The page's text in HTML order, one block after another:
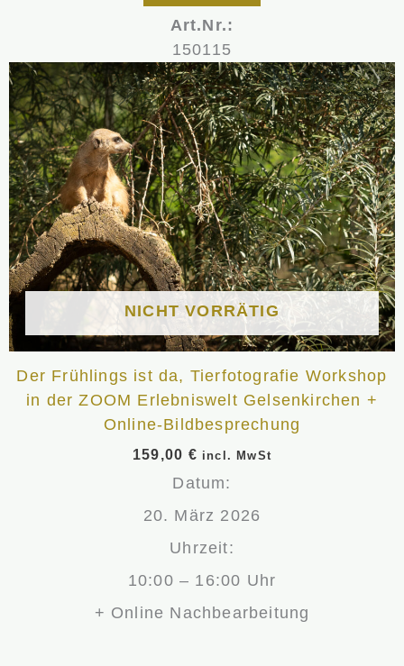
Art.Nr.:
150115
NICHT VORRÄTIG
Der Frühlings ist da, Tierfotografie Workshop
in der ZOOM Erlebniswelt Gelsenkirchen +
Online-Bildbesprechung
159,00 € incl. MwSt
Datum:
20. März 2026
Uhrzeit:
10:00 – 16:00 Uhr
+ Online Nachbearbeitung